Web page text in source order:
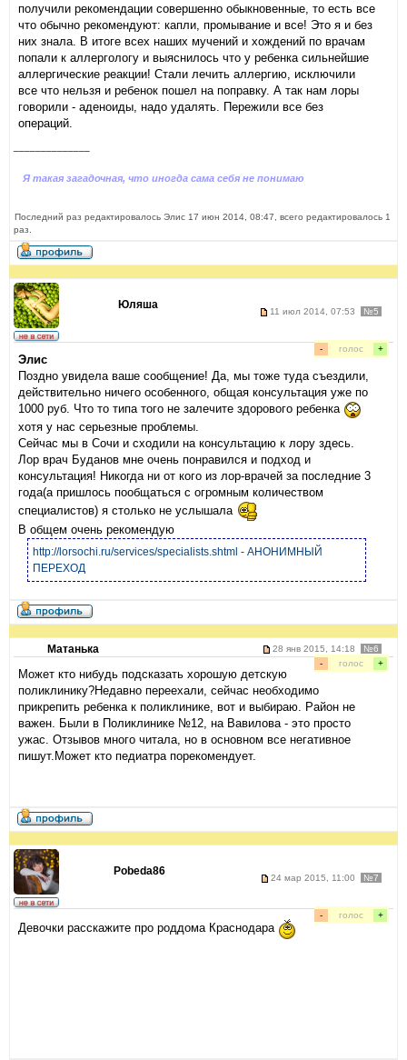
получили рекомендации совершенно обыкновенные, то есть все
что обычно рекомендуют: капли, промывание и все! Это я и без
них знала. В итоге всех наших мучений и хождений по врачам
попали к аллергологу и выяснилось что у ребенка сильнейшие
аллергические реакции! Стали лечить аллергию, исключили
все что нельзя и ребенок пошел на поправку. А так нам лоры
говорили - аденоиды, надо удалять. Пережили все без
операций.
Я такая загадочная, что иногда сама себя не понимаю
Последний раз редактировалось Элис 17 июн 2014, 08:47, всего редактировалось 1
раз.
Юляша
11 июл 2014, 07:53 №5
- голос +
Элис
Поздно увидела ваше сообщение! Да, мы тоже туда съездили,
действительно ничего особенного, общая консультация уже по
1000 руб. Что то типа того не залечите здорового ребенка
хотя у нас серьезные проблемы.
Сейчас мы в Сочи и сходили на консультацию к лору здесь.
Лор врач Буданов мне очень понравился и подход и
консультация! Никогда ни от кого из лор-врачей за последние 3
года(а пришлось пообщаться с огромным количеством
специалистов) я столько не услышала
В общем очень рекомендую
http://lorsochi.ru/services/specialists.shtml - АНОНИМНЫЙ
ПЕРЕХОД
Матанька 28 янв 2015, 14:18
№6
-
голос +
Может кто нибудь подсказать хорошую детскую
поликлинику?Недавно переехали, сейчас необходимо
прикрепить ребенка к поликлинике, вот и выбираю. Район не
важен. Были в Поликлинике №12, на Вавилова - это просто
ужас. Отзывов много читала, но в основном все негативное
пишут.Может кто педиатра порекомендует.
Pobeda86
24 мар 2015, 11:00 №7
- голос +
Девочки расскажите про роддома Краснодара